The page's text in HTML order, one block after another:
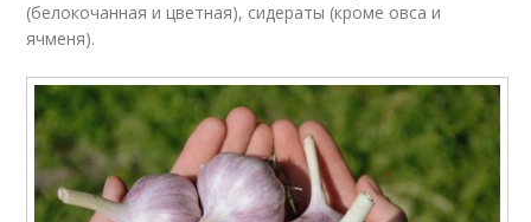
(белокочанная и цветная), сидераты (кроме овса и
ячменя).